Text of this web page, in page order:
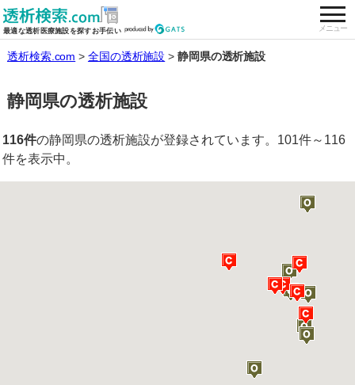
最適な透析医療施設を探すお手伝い メニュー
全国の透析施設を検索する
透析検索.com 全国の透析施設 静岡県の透析施設
静岡県の透析施設
116件の静岡県の透析施設が登録されています。101件～116
件を表示中。